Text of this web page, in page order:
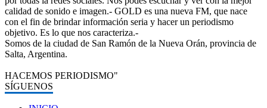
calidad de sonido e imagen.- GOLD es una nueva FM, que nace
con el fin de brindar información seria y hacer un periodismo
objetivo. Es lo que nos caracteriza.-
Somos de la ciudad de San Ramón de la Nueva Orán, provincia de
Salta, Argentina.
HACEMOS PERIODISMO"
SÍGUENOS